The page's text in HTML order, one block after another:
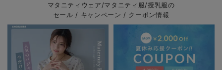
マタニティウェア/マタニティ服/授乳服の
セール / キャンペーン / クーポン情報